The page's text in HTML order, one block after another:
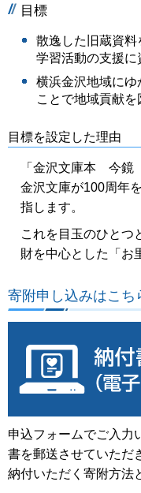
目標
散逸した旧蔵資
学習活動の支援に
横浜金沢地域にゆ
ことで地域貢献を
目標を設定した理由
「金沢文庫本 今鏡
金沢文庫が100周年
指します。
これを目玉のひとつ
財を中心とした「お
寄附申し込みはこち
申込フォームでご入力
書を郵送させていただ
納付いただく寄附方法